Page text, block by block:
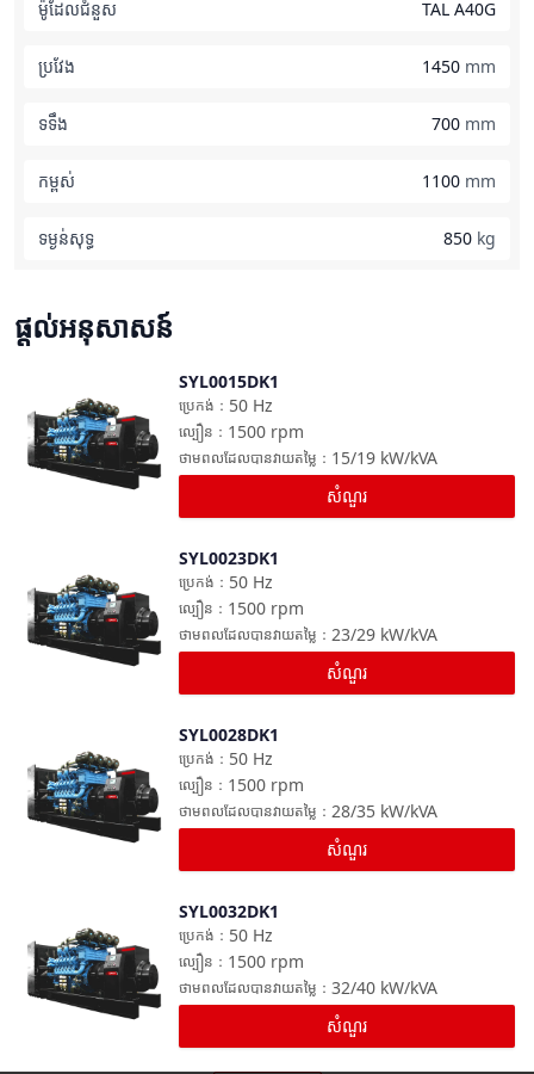
ម៉ូដែលជំនួស TAL A40G
ប្រវែង 1450 mm
ទទឹង 700 mm
កម្ពស់ 1100 mm
ទម្ងន់​សុទ្ធ 850 kg
ផ្តល់អនុសាសន៍
SYL0015DK1
50 Hz
ប្រេកង់ ：
1500 rpm
ល្បឿន ：
15/19 kW/kVA
ថាមពលដែលបានវាយតម្លៃ ：
សំណួរ
SYL0023DK1
50 Hz
ប្រេកង់ ：
1500 rpm
ល្បឿន ：
23/29 kW/kVA
ថាមពលដែលបានវាយតម្លៃ ：
សំណួរ
SYL0028DK1
50 Hz
ប្រេកង់ ：
1500 rpm
ល្បឿន ：
28/35 kW/kVA
ថាមពលដែលបានវាយតម្លៃ ：
សំណួរ
SYL0032DK1
50 Hz
ប្រេកង់ ：
1500 rpm
ល្បឿន ：
32/40 kW/kVA
ថាមពលដែលបានវាយតម្លៃ ：
សំណួរ